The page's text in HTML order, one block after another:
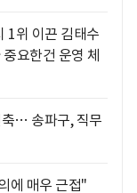
1위 이끈 김태수
요한건 운영 체
… 송파구, 직무
에 매우 근접"